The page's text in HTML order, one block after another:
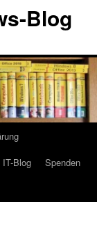
Blog
Blog
Spenden